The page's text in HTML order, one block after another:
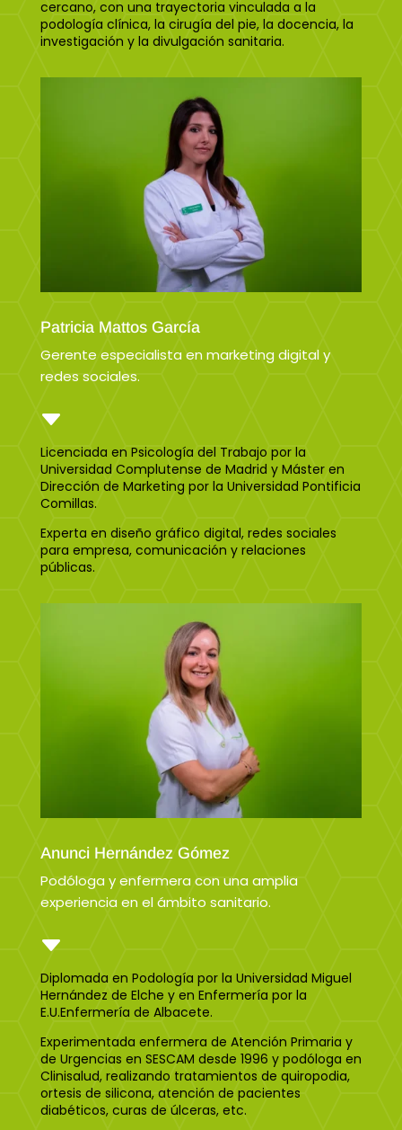
cercano, con una trayectoria vinculada a la
podología clínica, la cirugía del pie, la docencia, la
investigación y la divulgación sanitaria.
Patricia Mattos García
Gerente especialista en marketing digital y
redes sociales.
C
Licenciada en Psicología del Trabajo por la
Universidad Complutense de Madrid y Máster en
Dirección de Marketing por la Universidad Pontificia
Comillas.
Experta en diseño gráfico digital, redes sociales
para empresa, comunicación y relaciones
públicas.
Anunci Hernández Gómez
Podóloga y enfermera con una amplia
experiencia en el ámbito sanitario.
C
Diplomada en Podología por la Universidad Miguel
Hernández de Elche y en Enfermería por la
E.U.Enfermería de Albacete.
Experimentada enfermera de Atención Primaria y
de Urgencias en SESCAM desde 1996 y podóloga en
Clinisalud, realizando tratamientos de quiropodia,
ortesis de silicona, atención de pacientes
diabéticos, curas de úlceras, etc.